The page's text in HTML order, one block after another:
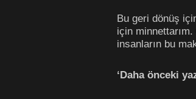
Bu geri dönüş
için
insanların bu
‘Daha önceki